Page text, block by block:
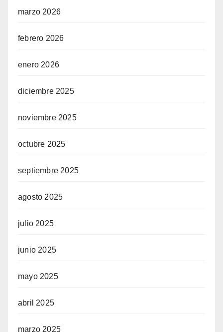
marzo 2026
febrero 2026
enero 2026
diciembre 2025
noviembre 2025
octubre 2025
septiembre 2025
agosto 2025
julio 2025
junio 2025
mayo 2025
abril 2025
marzo 2025